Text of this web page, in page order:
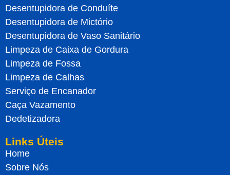
Desentupidora de Conduíte
Desentupidora de Mictório
Desentupidora de Vaso Sanitário
Limpeza de Caixa de Gordura
Limpeza de Fossa
Limpeza de Calhas
Serviço de Encanador
Caça Vazamento
Dedetizadora
Links Úteis
Home
Sobre Nós